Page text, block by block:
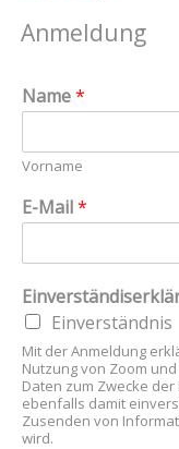
Anmeldung
Name*
Vorname
E-Mail*
Einverständnis
Mit der Anmeldung
Nutzung von Zoom
Daten zum Zwecke
ebenfalls damit
Zusenden von
wird.